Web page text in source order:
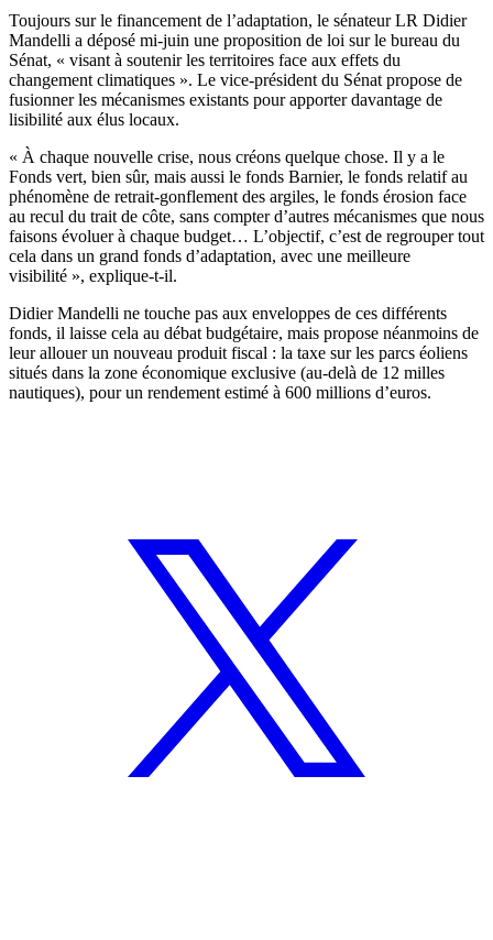
Toujours sur le financement de l’adaptation, le sénateur LR Didier
Mandelli a déposé mi-juin une proposition de loi sur le bureau du
Sénat, « visant à soutenir les territoires face aux effets du
changement climatiques ». Le vice-président du Sénat propose de
fusionner les mécanismes existants pour apporter davantage de
lisibilité aux élus locaux.
« À chaque nouvelle crise, nous créons quelque chose. Il y a le
Fonds vert, bien sûr, mais aussi le fonds Barnier, le fonds relatif au
phénomène de retrait-gonflement des argiles, le fonds érosion face
au recul du trait de côte, sans compter d’autres mécanismes que nous
faisons évoluer à chaque budget… L’objectif, c’est de regrouper tout
cela dans un grand fonds d’adaptation, avec une meilleure
visibilité », explique-t-il.
Didier Mandelli ne touche pas aux enveloppes de ces différents
fonds, il laisse cela au débat budgétaire, mais propose néanmoins de
leur allouer un nouveau produit fiscal : la taxe sur les parcs éoliens
situés dans la zone économique exclusive (au-delà de 12 milles
nautiques), pour un rendement estimé à 600 millions d’euros.